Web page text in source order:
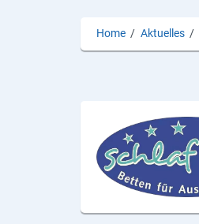
Home / Aktuelles /
Veranstaltungen